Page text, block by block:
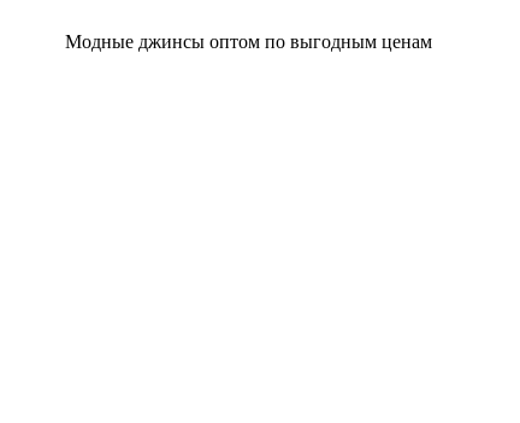
Модные джинсы оптом по выгодным ценам